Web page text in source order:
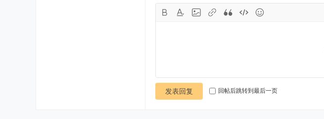
发表回复 回帖后跳转到最后一页